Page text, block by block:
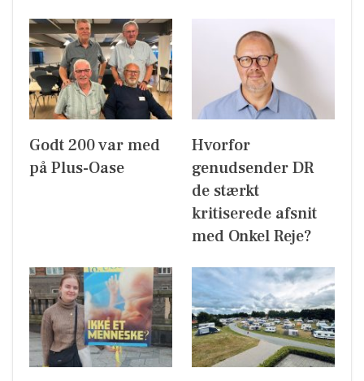
Godt 200 var med
på Plus-Oase
Hvorfor
genudsender DR
de stærkt
kritiserede afsnit
med Onkel Reje?